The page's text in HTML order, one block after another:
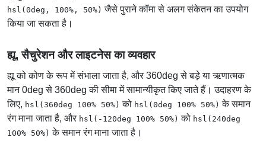
hsl(0deg, 100%, 50%) जैसे पुराने कॉमा से अलग संकेतन का उपयोग
किया जा सकता है।
ह्यू, सैचुरेशन और लाइटनेस का व्यवहार
ह्यू को कोण के रूप में संभाला जाता है, और 360deg से बड़े या ऋणात्मक
मान 0deg से 360deg की सीमा में सामान्यीकृत किए जाते हैं। उदाहरण के
लिए, hsl(360deg 100% 50%) को hsl(0deg 100% 50%) के समान
रंग माना जाता है, और hsl(-120deg 100% 50%) को hsl(240deg
100% 50%) के समान रंग माना जाता है।